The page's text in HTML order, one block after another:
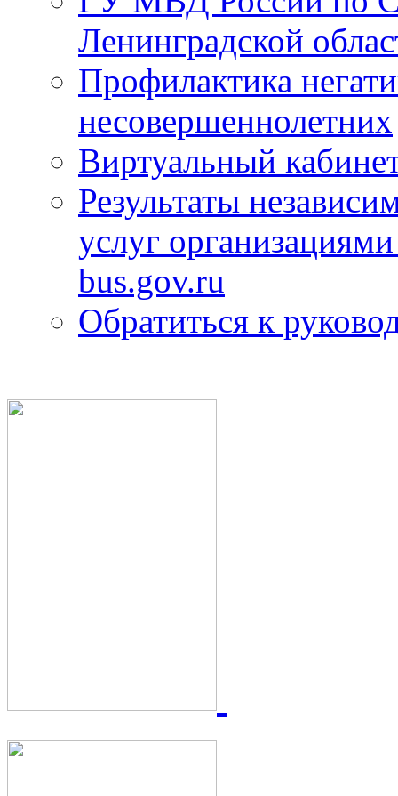
Ленинградской
Профилактика
несовершеннолетних
Виртуальный
Результаты
услуг
bus.gov.ru
Обратиться к